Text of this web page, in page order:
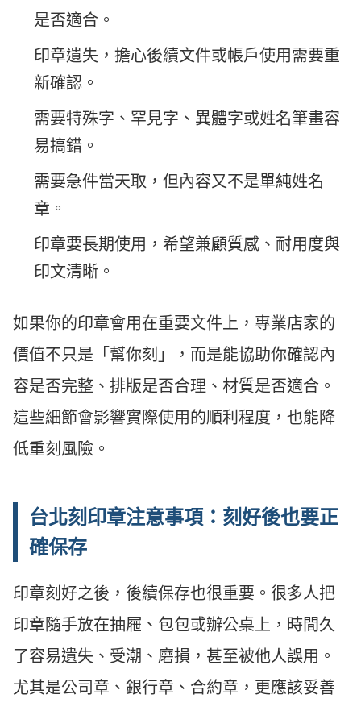
是否適合。
印章遺失，擔心後續文件或帳戶使用需要重
新確認。
需要特殊字、罕見字、異體字或姓名筆畫容
易搞錯。
需要急件當天取，但內容又不是單純姓名
章。
印章要長期使用，希望兼顧質感、耐用度與
印文清晰。
如果你的印章會用在重要文件上，專業店家的
價值不只是「幫你刻」，而是能協助你確認內
容是否完整、排版是否合理、材質是否適合。
這些細節會影響實際使用的順利程度，也能降
低重刻風險。
台北刻印章注意事項：刻好後也要正
確保存
印章刻好之後，後續保存也很重要。很多人把
印章隨手放在抽屜、包包或辦公桌上，時間久
了容易遺失、受潮、磨損，甚至被他人誤用。
尤其是公司章、銀行章、合約章，更應該妥善